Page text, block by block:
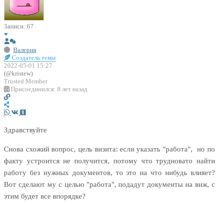
Записи: 67
Валерия
Создатель темы
2022-05-01 15:27
(@kristew)
Trusted Member
Присоединился: 8 лет назад
Здравствуйте
Снова схожий вопрос, цель визита: если указать "работа", но по
факту устроится не получится, потому что трудновато найти
работу без нужных документов, то это на что нибудь влияет?
Вот сделают му с целью "работа", подадут документы на внж, с
этим будет все впорядке?